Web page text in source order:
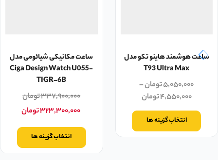
ساعت هوشمند هاینو تکو مدل
T93 Ultra Max
۵,۰۵۰,۰۰۰تومان–
۴,۵۵۰,۰۰۰تومان
انتخاب گزینه ها
ساعت مکانیکی شیائومی مدل
Ciga Design Watch U055-
TIGR-6B
۳۳۷,۹۰۰,۰۰۰تومان
۳۲۳,۳۰۰,۰۰۰تومان
انتخاب گزینه ها